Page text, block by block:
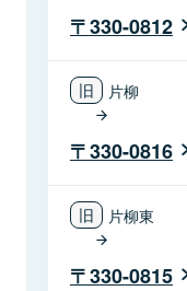
330-0812
片柳
330-0816
片柳東
330-0815